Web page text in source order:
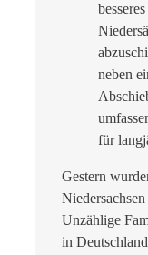
neben
für
Gestern
Unzählige
in